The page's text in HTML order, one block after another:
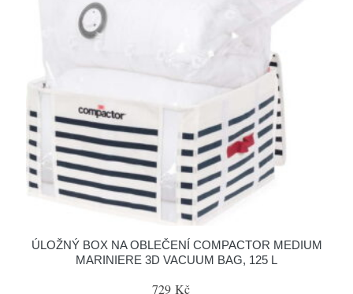
ÚLOŽNÝ BOX NA OBLEČENÍ COMPACTOR MEDIUM
MARINIERE 3D VACUUM BAG, 125 L
729 Kč